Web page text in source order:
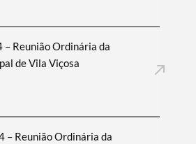
– Reunião Ordinária da
de Vila Viçosa
– Reunião Ordinária da